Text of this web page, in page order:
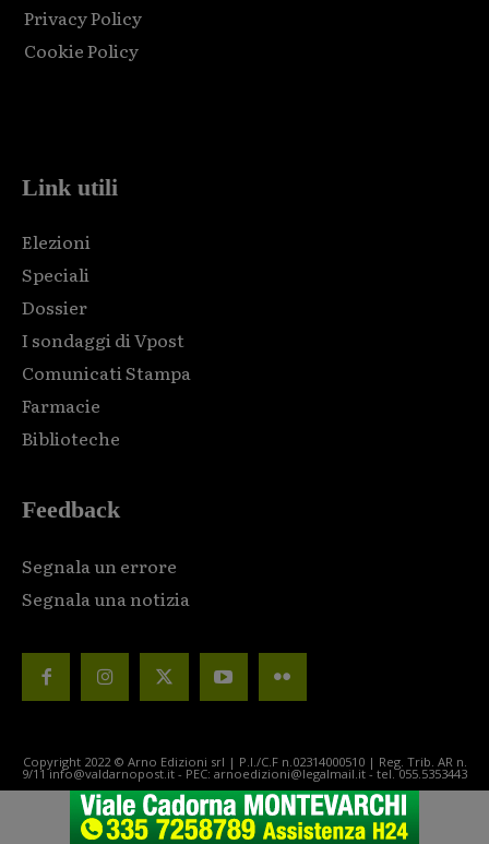
Privacy Policy
Cookie Policy
Link utili
Elezioni
Speciali
Dossier
I sondaggi di Vpost
Comunicati Stampa
Farmacie
Biblioteche
Feedback
Segnala un errore
Segnala una notizia
Copyright 2022 © Arno Edizioni srl | P.I./C.F n.02314000510 | Reg. Trib. AR n.
9/11 info@valdarnopost.it - PEC: arnoedizioni@legalmail.it - tel. 055.5353443